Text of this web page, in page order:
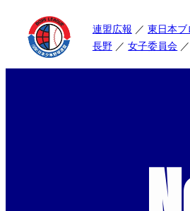
連盟広報 東日本ブ
長野
女子委員会